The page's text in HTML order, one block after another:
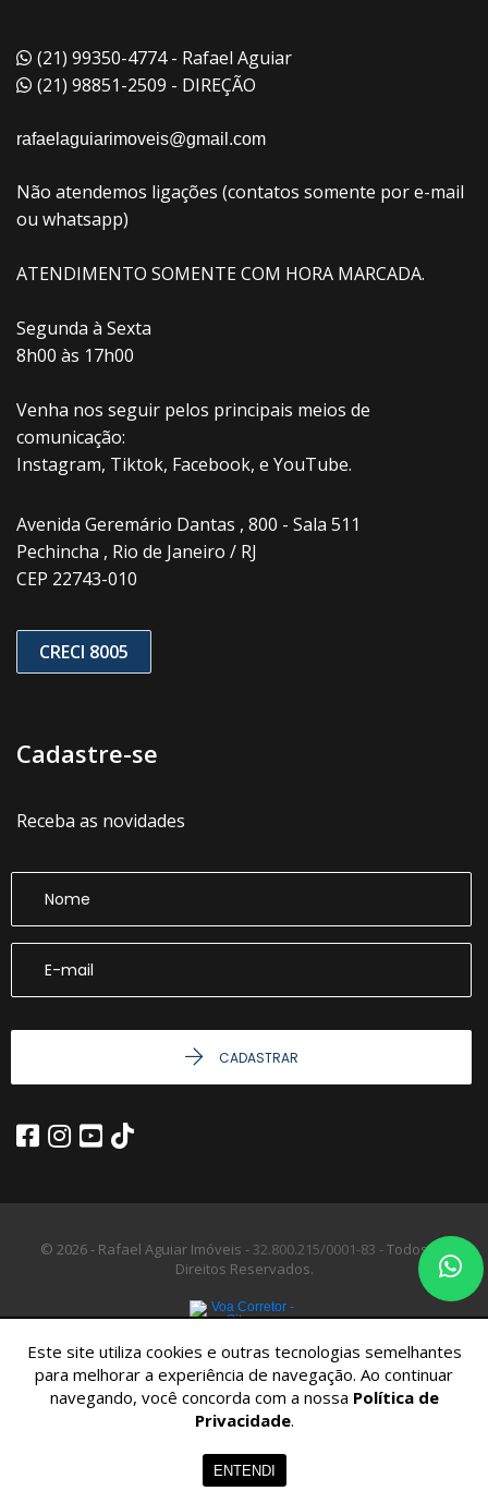
(21) 99350-4774 - Rafael Aguiar
(21) 98851-2509 - DIREÇÃO
rafaelaguiarimoveis@gmail.com
Não atendemos ligações (contatos somente por e-mail
ou whatsapp)
ATENDIMENTO SOMENTE COM HORA MARCADA.
Segunda à Sexta
8h00 às 17h00
Venha nos seguir pelos principais meios de
comunicação:
Instagram, Tiktok, Facebook, e YouTube.
Avenida Geremário Dantas , 800 - Sala 511
Pechincha , Rio de Janeiro / RJ
CEP 22743-010
CRECI 8005
Cadastre-se
Receba as novidades
CADASTRAR
© 2026 - Rafael Aguiar Imóveis - 32.800.215/0001-83 -Todos os
Direitos Reservados.
Este site utiliza cookies e outras tecnologias semelhantes
para melhorar a experiência de navegação. Ao continuar
navegando, você concorda com a nossa Política de
Privacidade.
ENTENDI